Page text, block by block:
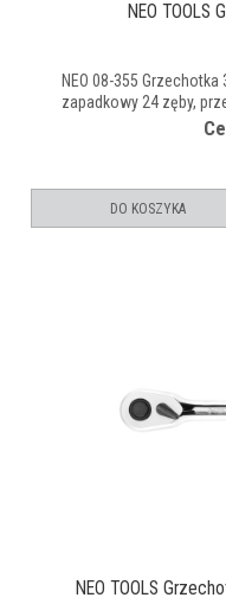
NEO
NEO 08-355
zapadkowy 24 zęby,
DO KOSZYKA
NEO TOOLS